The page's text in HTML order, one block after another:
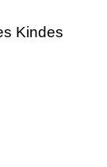
Kindes